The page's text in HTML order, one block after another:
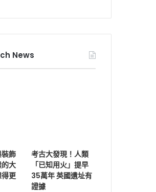
News
飾
大
更
考古大發現！人類
「已知用火」提早
35萬年 英國遺址有
證據